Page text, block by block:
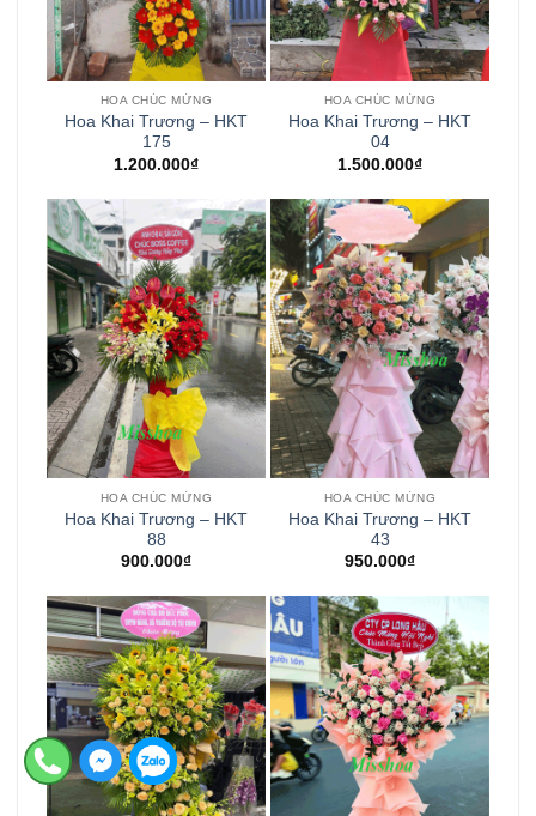
HOA CHÚC MỪNG
Hoa Khai Trương – HKT
175
1.200.000₫
HOA CHÚC MỪNG
Hoa Khai Trương – HKT
04
1.500.000₫
HOA CHÚC MỪNG
Hoa Khai Trương – HKT
88
900.000₫
HOA CHÚC MỪNG
Hoa Khai Trương – HKT
43
950.000₫